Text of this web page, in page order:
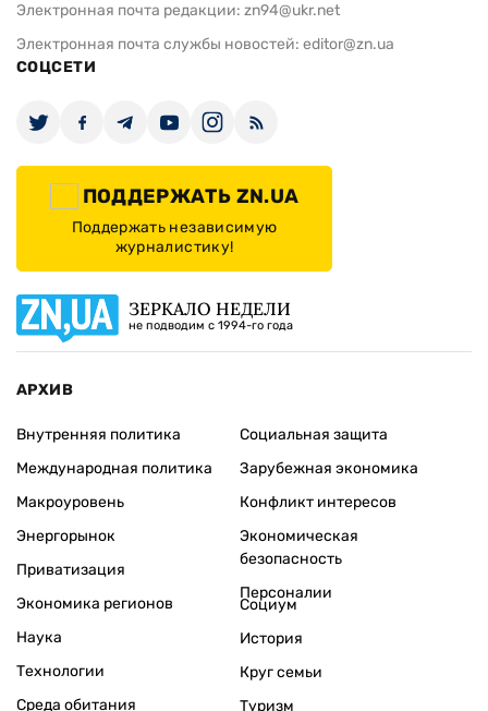
Электронная почта редакции: zn94@ukr.net
Электронная почта службы новостей: editor@zn.ua
СОЦСЕТИ
ПОДДЕРЖАТЬ ZN.UA
Поддержать независимую
журналистику!
ЗЕРКАЛО НЕДЕЛИ
не подводим с 1994-го года
АРХИВ
Внутренняя политика
Международная политика
Макроуровень
Энергорынок
Приватизация
Экономика регионов
Социальная защита
Зарубежная экономика
Конфликт интересов
Экономическая
безопасность
Персоналии
Наука
Технологии
Среда обитания
Социум
История
Круг семьи
Туризм